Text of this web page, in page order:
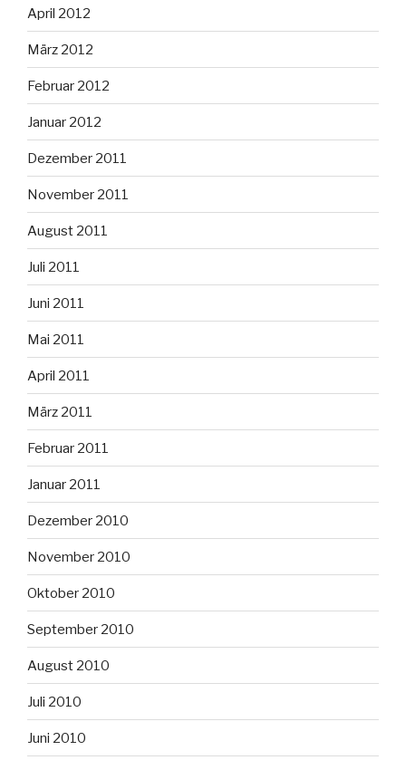
April 2012
März 2012
Februar 2012
Januar 2012
Dezember 2011
November 2011
August 2011
Juli 2011
Juni 2011
Mai 2011
April 2011
März 2011
Februar 2011
Januar 2011
Dezember 2010
November 2010
Oktober 2010
September 2010
August 2010
Juli 2010
Juni 2010